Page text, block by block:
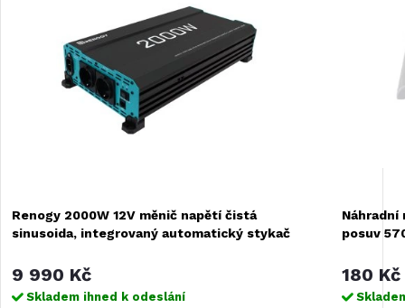
Renogy 2000W 12V měnič napětí čistá
sinusoida, integrovaný automatický stykač
9 990 Kč
Skladem ihned k odeslání
posuv
180 Kč